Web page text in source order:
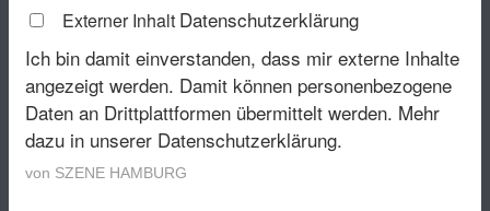
Externer Inhalt Datenschutzerklärung
Ich bin damit einverstanden, dass mir externe Inhalte
angezeigt werden. Damit können personenbezogene
Daten an Drittplattformen übermittelt werden. Mehr
dazu in unserer Datenschutzerklärung.
von SZENE HAMBURG